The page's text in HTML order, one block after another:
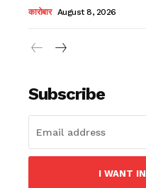
कारोबार August 8, 2026
Subscribe
I WANT IN